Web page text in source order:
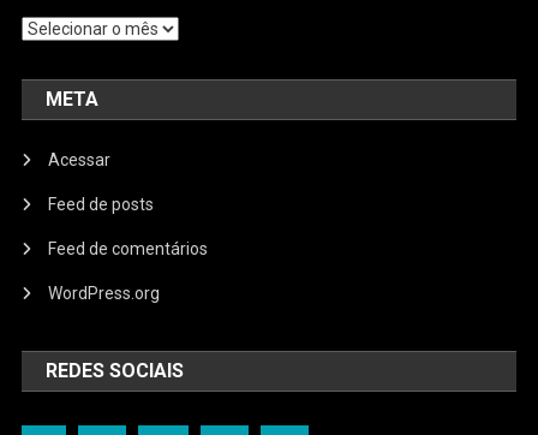
Arquivos
META
Acessar
Feed de posts
Feed de comentários
WordPress.org
REDES SOCIAIS